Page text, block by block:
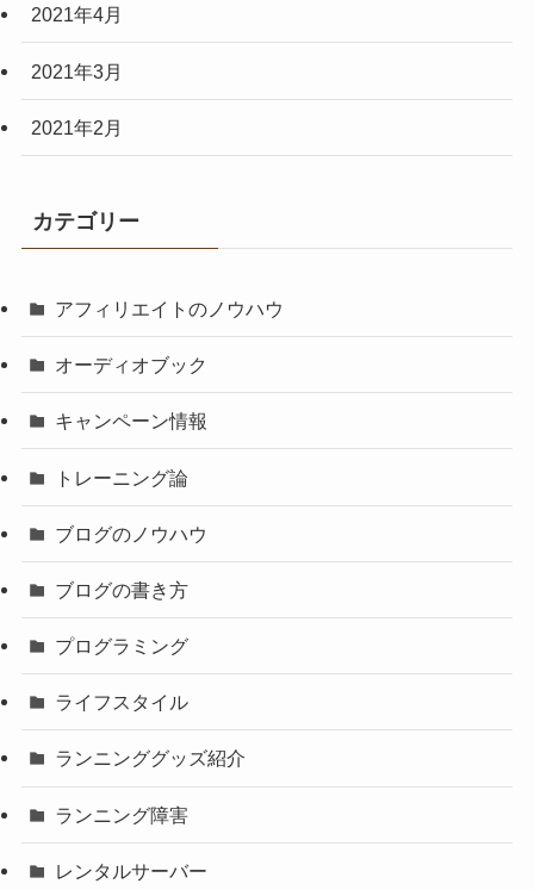
2021年4月
2021年3月
2021年2月
カテゴリー
アフィリエイトのノウハウ
オーディオブック
キャンペーン情報
トレーニング論
ブログのノウハウ
ブログの書き方
プログラミング
ライフスタイル
ランニンググッズ紹介
ランニング障害
レンタルサーバー